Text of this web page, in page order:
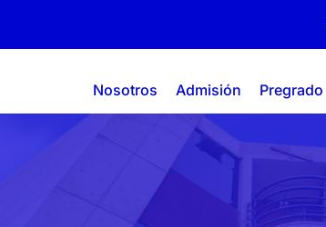
Nosotros Admisión Pregrado